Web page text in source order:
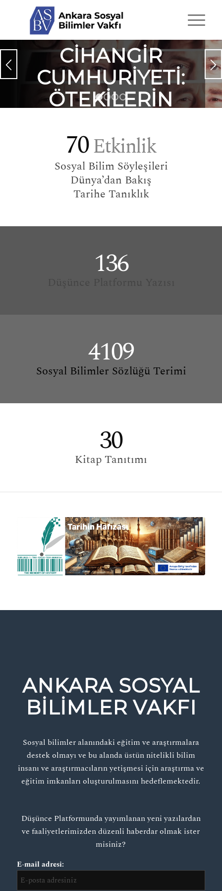
CIHANGIR
CUMHURIYETI:
ÖTEKILERIN
DA KÜLTÜREL
HEGEMONYA
GIRIŞIMI
1 2 3
70Etkinlik
Sosyal Bilim Söyleşileri
Dünya’dan Bakış
Tarihe Tanıklık
136
4109
Sosyal Bilimler Sözlüğü Terimi
30
Kitap Tanıtımı
ANKARA SOSYAL
BILIMLER VAKFI
Sosyal bilimler alanındaki eğitim ve araştırmalara
destek olmayı ve bu alanda üstün nitelikli bilim
insanı ve araştırmacıların yetişmesi için araştırma ve
eğitim imkanları oluşturulmasını hedeflemektedir.
Düşünce Platformunda yayımlanan yeni yazılardan
ve faaliyetlerimizden düzenli haberdar olmak ister
misiniz?
E-mail adresi: